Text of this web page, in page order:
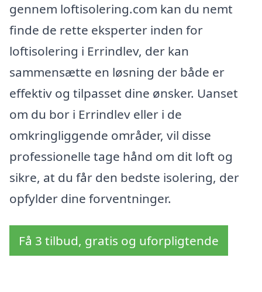
gennem loftisolering.com kan du nemt
finde de rette eksperter inden for
loftisolering i Errindlev, der kan
sammensætte en løsning der både er
effektiv og tilpasset dine ønsker. Uanset
om du bor i Errindlev eller i de
omkringliggende områder, vil disse
professionelle tage hånd om dit loft og
sikre, at du får den bedste isolering, der
opfylder dine forventninger.
Få 3 tilbud, gratis og uforpligtende